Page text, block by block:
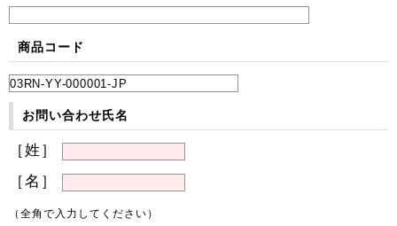
商品コード
お問い合わせ氏名
［姓］
［名］
（全角で入力してください）